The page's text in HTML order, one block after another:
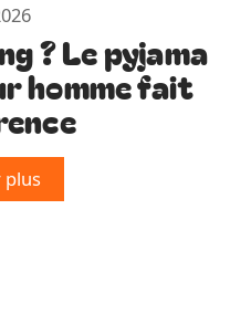
? Le pyjama
homme fait
plus